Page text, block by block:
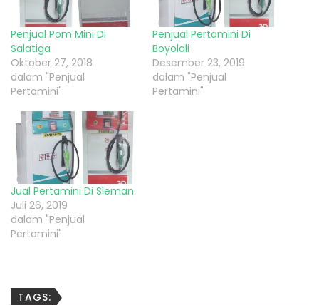
Penjual Pom Mini Di
Salatiga
Oktober 27, 2018
dalam "Penjual
Pertamini"
Penjual Pertamini Di
Boyolali
Desember 23, 2019
dalam "Penjual
Pertamini"
Jual Pertamini Di Sleman
Juli 26, 2019
dalam "Penjual
Pertamini"
TAGS: